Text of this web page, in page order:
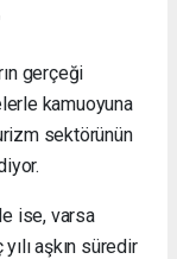
gerçeği
kamuoyuna
sektörünün
ise, varsa
aşkın süredir